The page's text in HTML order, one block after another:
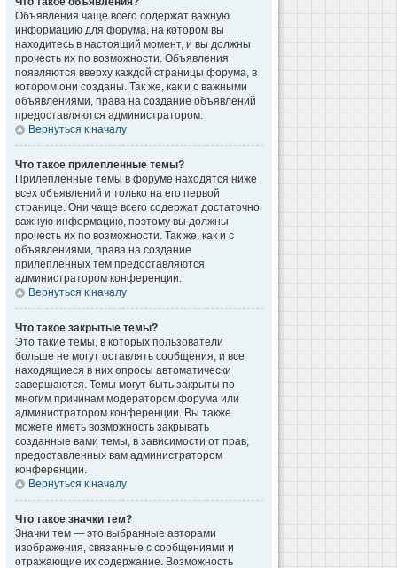
Объявления чаще всего содержат важную
информацию для форума, на котором вы
находитесь в настоящий момент, и вы должны
прочесть их по возможности. Объявления
появляются вверху каждой страницы форума, в
котором они созданы. Так же, как и с важными
объявлениями, права на создание объявлений
предоставляются администратором.
Вернуться к началу
Что такое прилепленные темы?
Прилепленные темы в форуме находятся ниже
всех объявлений и только на его первой
странице. Они чаще всего содержат достаточно
важную информацию, поэтому вы должны
прочесть их по возможности. Так же, как и с
объявлениями, права на создание
прилепленных тем предоставляются
администратором конференции.
Вернуться к началу
Что такое закрытые темы?
Это такие темы, в которых пользователи
больше не могут оставлять сообщения, и все
находящиеся в них опросы автоматически
завершаются. Темы могут быть закрыты по
многим причинам модератором форума или
администратором конференции. Вы также
можете иметь возможность закрывать
созданные вами темы, в зависимости от прав,
предоставленных вам администратором
конференции.
Вернуться к началу
Что такое значки тем?
Значки тем — это выбранные авторами
изображения, связанные с сообщениями и
отражающие их содержание. Возможность